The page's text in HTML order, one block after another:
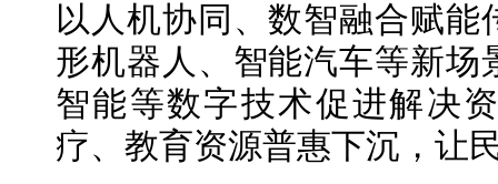
以人机协同、数智融合赋
形机器人、智能汽车等新
智能等数字技术促进解决
疗、教育资源普惠下沉，让